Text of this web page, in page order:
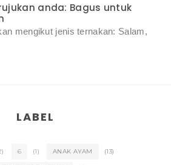
anda: Bagus untuk
mengikut jenis ternakan: Salam,
LABEL
6 (1) ANAK AYAM (13)